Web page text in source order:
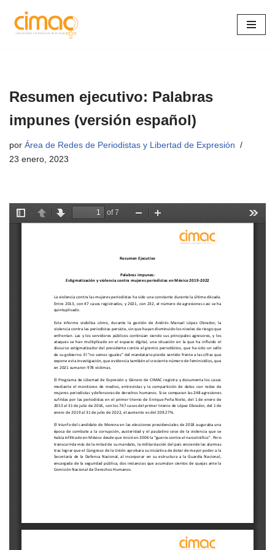
Saltar
Resumen ejecutivo: Palabras
impunes (versión español)
por Área de Redes de Periodistas y Libertad de Expresión
23 enero, 2023